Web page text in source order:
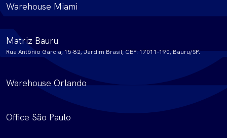
Warehouse Miami
Matriz Bauru
Rua Antônio Garcia, 15-82, Jardim Brasil, CEP: 17011-190, Bauru/SP.
Warehouse Orlando
Office São Paulo